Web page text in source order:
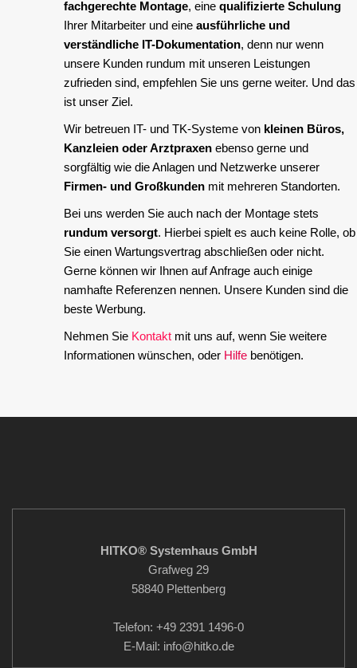
fachgerechte Montage, eine qualifizierte Schulung
Ihrer Mitarbeiter und eine ausführliche und
verständliche IT-Dokumentation, denn nur wenn
unsere Kunden rundum mit unseren Leistungen
zufrieden sind, empfehlen Sie uns gerne weiter. Und das
ist unser Ziel.
Wir betreuen IT- und TK-Systeme von kleinen Büros,
Kanzleien oder Arztpraxen ebenso gerne und
sorgfältig wie die Anlagen und Netzwerke unserer
Firmen- und Großkunden mit mehreren Standorten.
Bei uns werden Sie auch nach der Montage stets
rundum versorgt. Hierbei spielt es auch keine Rolle, ob
Sie einen Wartungsvertrag abschließen oder nicht.
Gerne können wir Ihnen auf Anfrage auch einige
namhafte Referenzen nennen. Unsere Kunden sind die
beste Werbung.
Nehmen Sie Kontakt mit uns auf, wenn Sie weitere
Informationen wünschen, oder Hilfe benötigen.
HITKO® Systemhaus GmbH
Grafweg 29
58840 Plettenberg
Telefon: +49 2391 1496-0
E-Mail: info@hitko.de